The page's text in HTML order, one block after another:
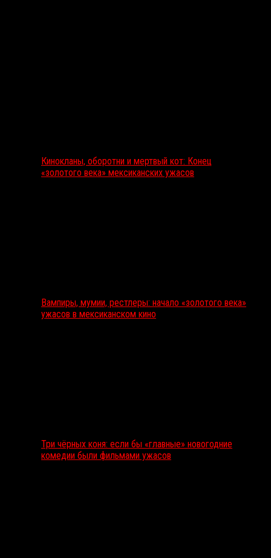
Кинокланы, оборотни и мертвый кот: Конец
«золотого века» мексиканских ужасов
Вампиры, мумии, рестлеры: начало «золотого века»
ужасов в мексиканском кино
Три чёрных коня: если бы «главные» новогодние
комедии были фильмами ужасов